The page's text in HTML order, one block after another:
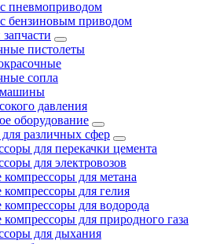
пневмоприводом
бензиновым приводом
пистолеты
сопла
машины
давления
оборудование
различных сфер
для перекачки цемента
для электровозов
компрессоры для метана
компрессоры для гелия
компрессоры для водорода
компрессоры для природного газа
для дыхания